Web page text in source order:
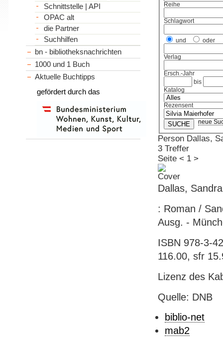
Reihe
Schlagwort
und oder
Verlag
Ersch.-Jahr
bis
Katalog
Rezensent
neue
Person Dallas,
3 Treffer
Seite < 1 >
Dallas,
: Roman /
Ausg. -
ISBN 978-3-
116.00, sfr
Lizenz des
Quelle: DNB
biblio-net
mab2
Schnittstelle | API
OPAC alt
die Partner
Suchhilfen
bn - bibliotheksnachrichten
1000 und 1 Buch
Aktuelle Buchtipps
gefördert durch das